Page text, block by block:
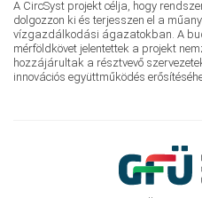
A CircSyst projekt célja, hogy
dolgozzon ki és terjesszen el a
vízgazdálkodási ágazatokban. A
mérföldkövet jelentettek a projekt
hozzájárultak a résztvevő
innovációs együttműködés